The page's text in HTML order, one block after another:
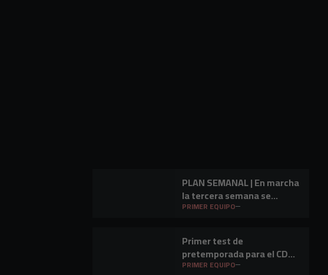
PLAN SEMANAL | En marcha
la tercera semana se
preparación
PRIMER EQUIPO
Primer test de
pretemporada para el CD
Mirandés en Lasesarre
PRIMER EQUIPO